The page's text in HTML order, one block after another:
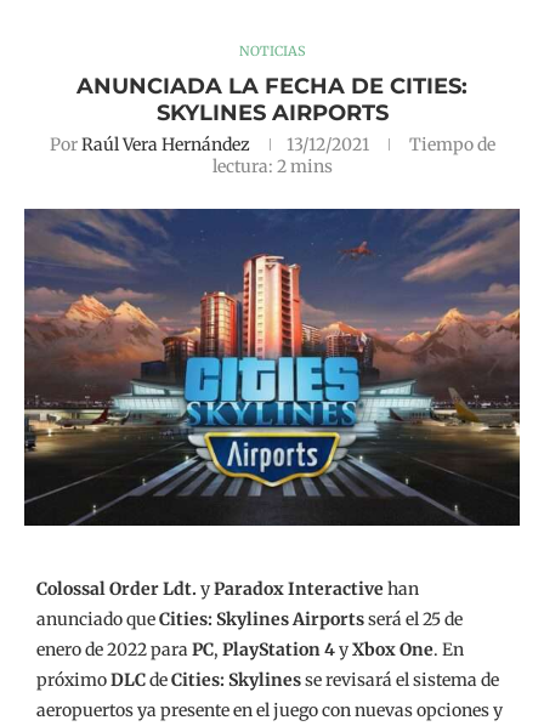
NOTICIAS
ANUNCIADA LA FECHA DE CITIES:
SKYLINES AIRPORTS
PorRaúl Vera Hernández 13/12/2021
Colossal Order Ldt. yParadox Interactive han
anunciado queCities: Skylines Airportsserá el 25 de
enero de 2022 paraPC, PlayStation 4yXbox One. En
próximoDLCdeCities: Skylinesse revisará el sistema de
aeropuertos ya presente en el juego con nuevas opciones y